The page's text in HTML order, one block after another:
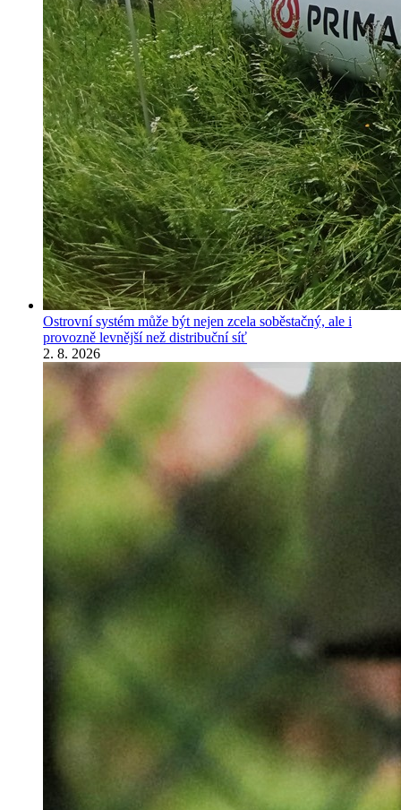
Ostrovní systém může být nejen zcela soběstačný, ale i
provozně levnější než distribuční síť
2. 8. 2026